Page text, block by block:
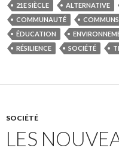
21E SIÈCLE ALTERNATIVE
COMMUNAUTÉ
COMMUNS
ÉDUCATION
RÉSILIENCE
SOCIÉTÉ
SOCIÉTÉ
LES